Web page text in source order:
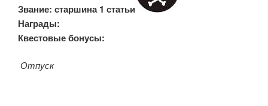
Звание: старшина 1 статьи
Награды:
Квестовые бонусы:
Отпуск